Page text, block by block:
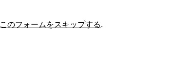
このフォームをスキップする.